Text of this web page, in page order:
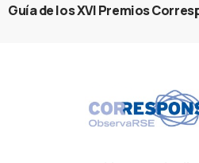
Guía de los XVI Premios